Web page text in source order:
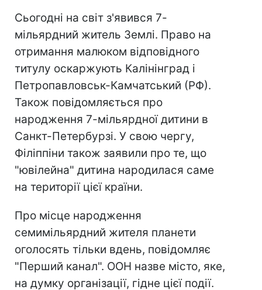
Сьогодні на світ з'явився 7-
мільярдний житель Землі. Право на
отримання малюком відповідного
титулу оскаржують Калінінград і
Петропавловськ-Камчатський (РФ).
Також повідомляється про
народження 7-мільярдної дитини в
Санкт-Петербурзі. У свою чергу,
Філіппіни також заявили про те, що
"ювілейна" дитина народилася саме
на території цієї країни.
Про місце народження
семимільярдний жителя планети
оголосять тільки вдень, повідомляє
"Перший канал". ООН назве місто, яке,
на думку організації, гідне цієї події.